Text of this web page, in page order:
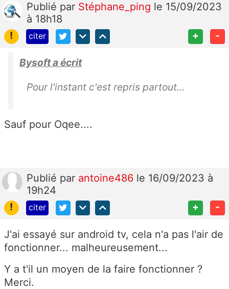
Publié par Stéphane_ping le 15/09/2023
à 18h18
!
citer + -
Bysoft a écrit
Pour l'instant c'est repris partout...
Sauf pour Oqee....
Publié par antoine486 le 16/09/2023 à
19h24
!
citer + -
J'ai essayé sur android tv, cela n'a pas l'air de
fonctionner... malheureusement...
Y a t'il un moyen de la faire fonctionner ?
Merci.